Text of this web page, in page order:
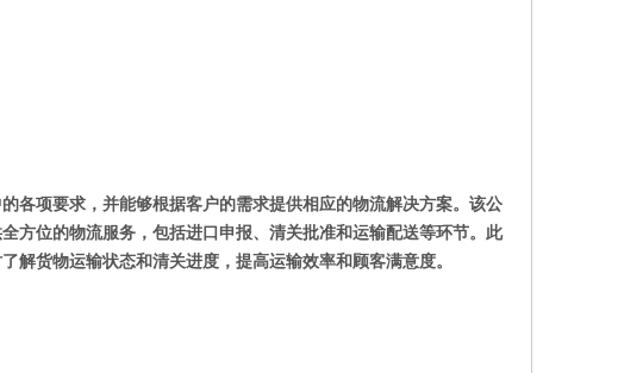
各项要求，并能够根据客户的需求提供相应的物流解决方案。该公
方位的物流服务，包括进口申报、清关批准和运输配送等环节。此
解货物运输状态和清关进度，提高运输效率和顾客满意度。